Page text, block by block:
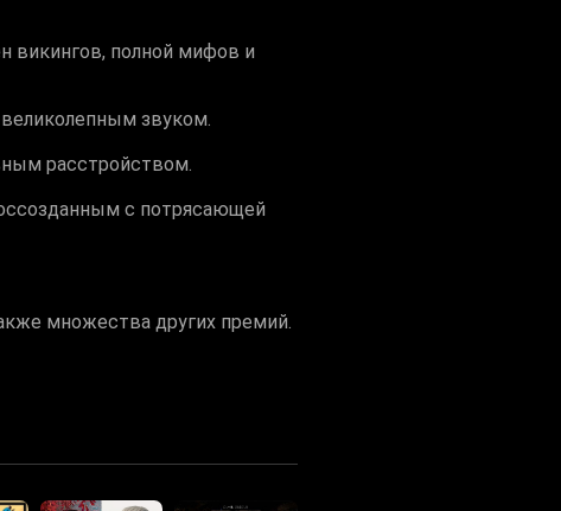
викингов, полной мифов и
звуком.
расстройством.
с потрясающей
множества других премий.